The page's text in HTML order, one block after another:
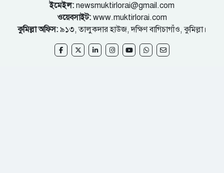
ইমেইল: newsmuktirlorai@gmail.com
ওয়েবসাইট: www.muktirlorai.com
কুমিল্লা অফিস: ৯১৩, তালুকদার হাউজ, দক্ষিণ বাগিচাগাঁও, কুমিল্লা।